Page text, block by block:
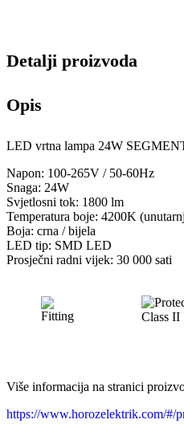
Detalji proizvoda
Opis
LED vrtna lampa 24W
Napon: 100-265V / 50-60Hz
Snaga: 24W
Svjetlosni tok: 1800 lm
Temperatura boje: 4200K
Boja: crna / bijela
LED tip: SMD LED
Prosječni radni vijek: 30 000 sati
Više informacija na stranici
https://www.horozelektrik.com/#/